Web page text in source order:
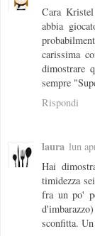
Cara
abbia
carissima
dimostrare
sempre
Rispondi
laura lun
Hai
timidezza
fra un po'
sconfitta.